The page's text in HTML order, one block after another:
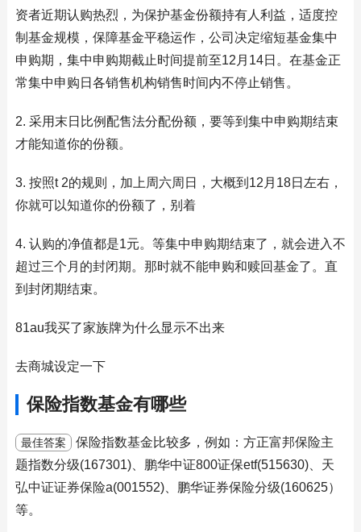
资者近期认购热烈，为保护基金份额持有人利益，适度控
制基金规模，保障基金平稳运作，公司决定缩短基金集中
申购期，集中申购期截止时间提前至12月14日。在基金正
常集中申购日各销售机构销售时间内不停止销售。
2. 采用末日比例配售法分配份额，要等到集中申购期结束
才能知道你的份额。
3. 按照t 2的规则，加上周六周日，大概到12月18日左右，
你就可以知道你的份额了，别着
4. 认购的净值都是1元。等集中申购期结束了，就会进入不
超过三个月的封闭期。那时就不能申购和赎回基金了。直
到封闭期结束。
81au我买了家族牌为什么显示不出来
去商城设定一下
保险指数基金有哪些
最佳答案
保险指数基金比较多，例如：方正富邦保险主
题指数分级(167301)、鹏华中证800证保etf(515630)、天
弘中证证券保险a(001552)、鹏华证券保险分级(160625）
等。